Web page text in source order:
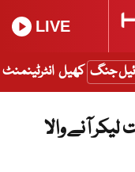
LIVE
جنگ کھیل انٹرٹینمنٹ
آنے والا